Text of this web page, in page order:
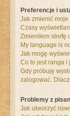
Preferencje i
Jak zmienić
Czasy
Zmieniłem strefę
My language is
Jak mogę
Co to jest ranga i
Gdy próbuję
zalogować.
Problemy z
Jak utworzyć